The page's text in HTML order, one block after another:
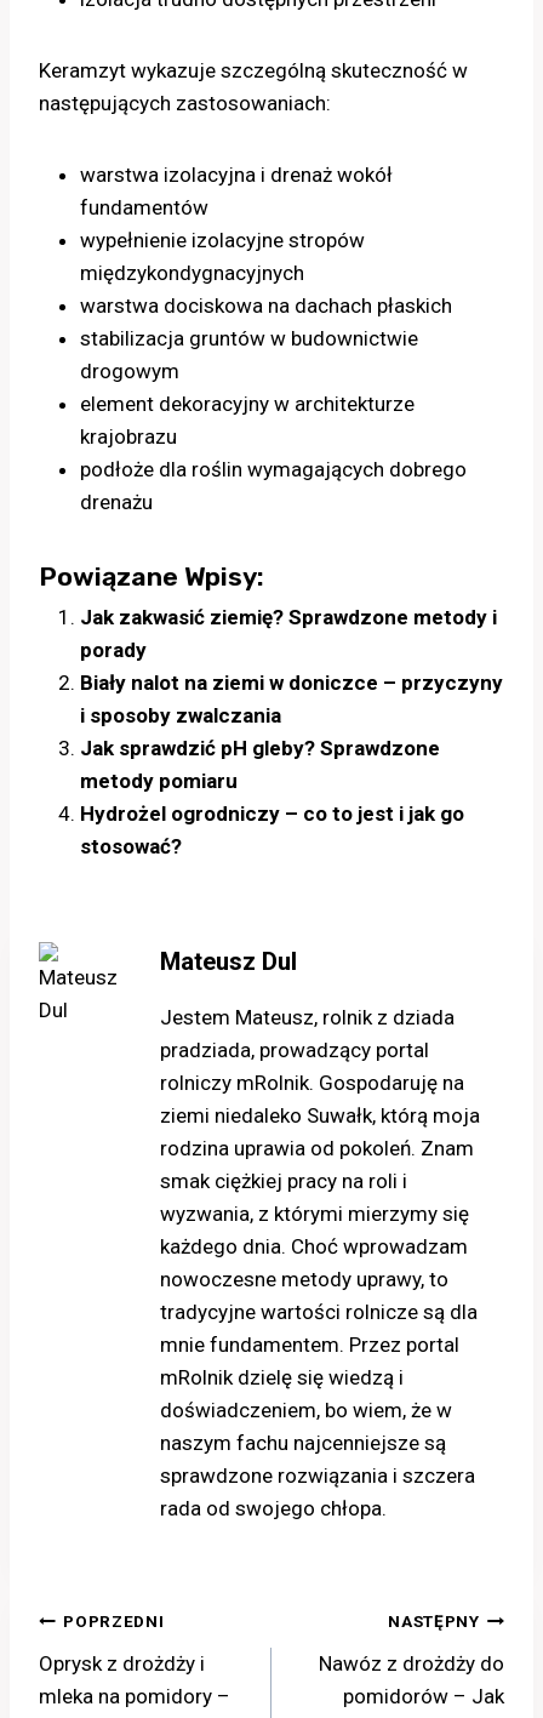
Keramzyt wykazuje szczególną skuteczność w
następujących zastosowaniach:
warstwa izolacyjna i drenaż wokół
fundamentów
wypełnienie izolacyjne stropów
międzykondygnacyjnych
warstwa dociskowa na dachach płaskich
stabilizacja gruntów w budownictwie
drogowym
element dekoracyjny w architekturze
krajobrazu
podłoże dla roślin wymagających dobrego
drenażu
Powiązane Wpisy:
Jak zakwasić ziemię? Sprawdzone metody i
porady
Biały nalot na ziemi w doniczce – przyczyny
i sposoby zwalczania
Jak sprawdzić pH gleby? Sprawdzone
metody pomiaru
Hydrożel ogrodniczy – co to jest i jak go
stosować?
Mateusz Dul
Jestem Mateusz, rolnik z dziada
pradziada, prowadzący portal
rolniczy mRolnik. Gospodaruję na
ziemi niedaleko Suwałk, którą moja
rodzina uprawia od pokoleń. Znam
smak ciężkiej pracy na roli i
wyzwania, z którymi mierzymy się
każdego dnia. Choć wprowadzam
nowoczesne metody uprawy, to
tradycyjne wartości rolnicze są dla
mnie fundamentem. Przez portal
mRolnik dzielę się wiedzą i
doświadczeniem, bo wiem, że w
naszym fachu najcenniejsze są
sprawdzone rozwiązania i szczera
rada od swojego chłopa.
Nawigacja
wpisu
POPRZEDNI
Oprysk z drożdży i
mleka na pomidory –
NASTĘPNY
Nawóz z drożdży do
pomidorów – Jak